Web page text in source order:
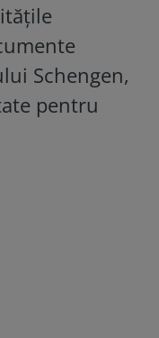
Schengen,
pentru